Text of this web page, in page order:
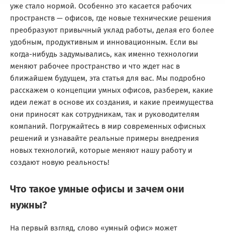
уже стало нормой. Особенно это касается рабочих
пространств — офисов, где новые технические решения
преобразуют привычный уклад работы, делая его более
удобным, продуктивным и инновационным. Если вы
когда-нибудь задумывались, как именно технологии
меняют рабочее пространство и что ждет нас в
ближайшем будущем, эта статья для вас. Мы подробно
расскажем о концепции умных офисов, разберем, какие
идеи лежат в основе их создания, и какие преимущества
они приносят как сотрудникам, так и руководителям
компаний. Погружайтесь в мир современных офисных
решений и узнавайте реальные примеры внедрения
новых технологий, которые меняют нашу работу и
создают новую реальность!
Что такое умные офисы и зачем они
нужны?
На первый взгляд, слово «умный офис» может